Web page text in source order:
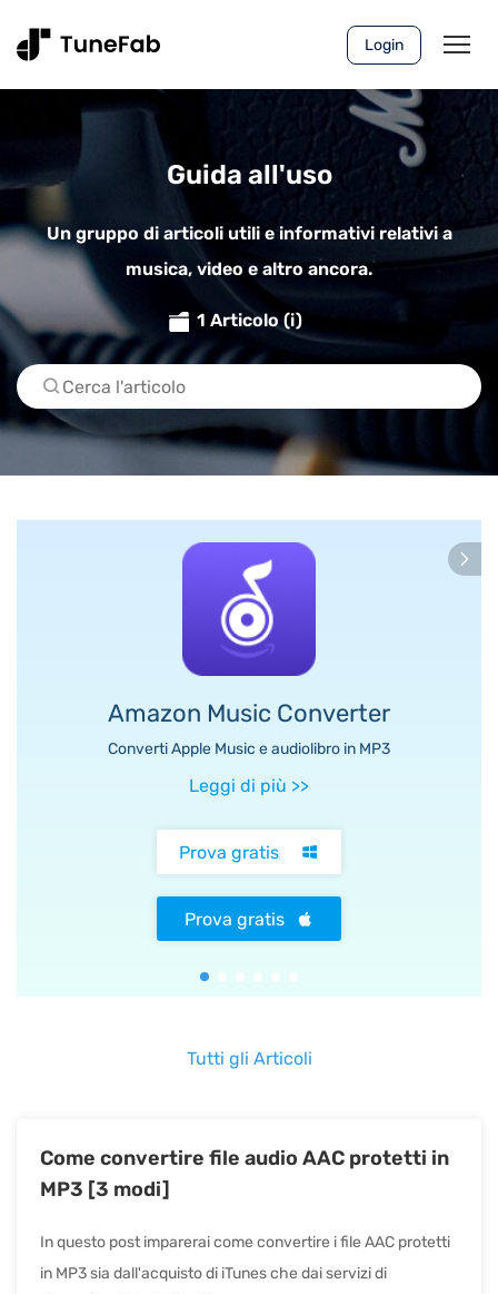
Login
Guida all'uso
Un gruppo di articoli utili e informativi relativi a
musica, video e altro ancora.
1 Articolo (i)
Amazon Music Converter
Converti Apple Music e audiolibro in MP3
Leggi di più >>
Prova gratis
Prova gratis
Tutti gli Articoli
Come convertire file audio AAC protetti in
MP3 [3 modi]
In questo post imparerai come convertire i file AAC protetti
in MP3 sia dall'acquisto di iTunes che dai servizi di